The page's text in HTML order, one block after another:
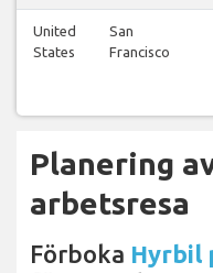
United
States
San
Francisco
Planering
arbetsresa
Förboka Hyrbil